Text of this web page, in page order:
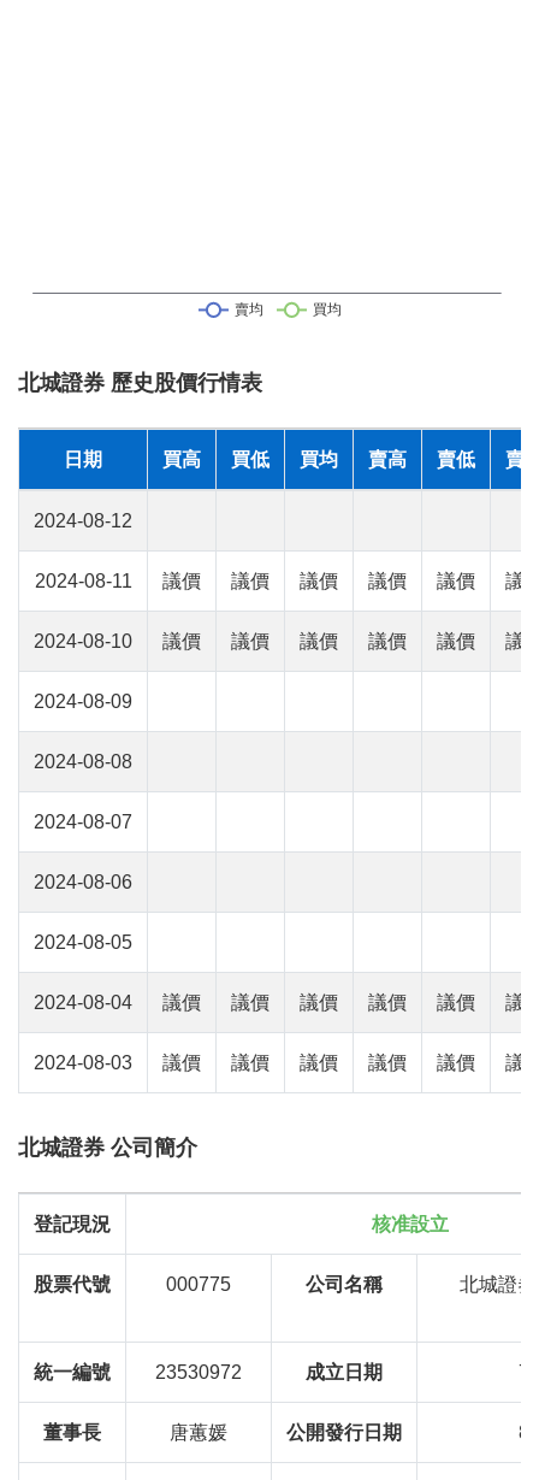
北城證券 歷史股價行情表
日期 買高 買低 買均 賣高 賣低 賣
2024-08-12
2024-08-11 議價 議價 議價 議價 議價 議
2024-08-10 議價 議價 議價 議價 議價 議
2024-08-09
2024-08-08
2024-08-07
2024-08-06
2024-08-05
2024-08-04 議價 議價 議價 議價 議價 議
2024-08-03 議價 議價 議價 議價 議價 議
北城證券 公司簡介
登記現況 核准設立
股票代號 000775 公司名稱 北城證
統一編號 23530972 成立日期
董事長 唐蕙媛 公開發行日期